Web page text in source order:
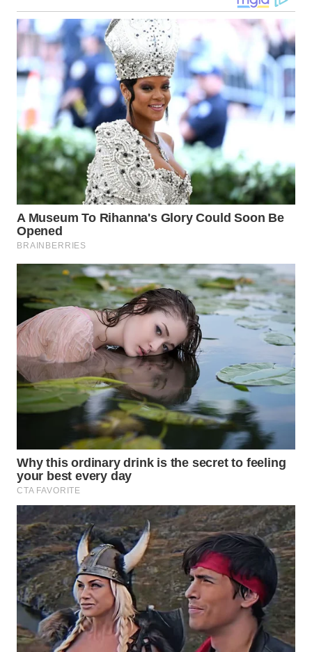
KARAWANG
WN
BEKASI
BOGOR
WN
DEPOK
WN
TAPANULI
UTARA
WN
SAMOSIR
WN
PADANG
LAWAS
WN
SUMEDANG
CIANJUR
WN
KEPULAUAN
SERIBU
WN
TANGERANG
WN
BINJAI